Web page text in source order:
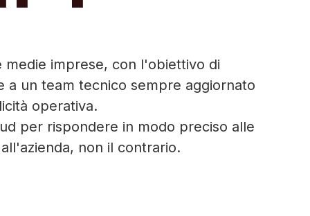
imprese, con l'obiettivo di
a un team tecnico sempre aggiornato
operativa.
per rispondere in modo preciso alle
non il contrario.